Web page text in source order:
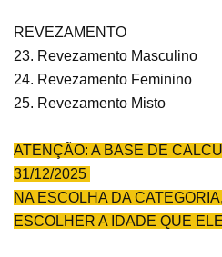
REVEZAMENTO
23. Revezamento Masculino
24. Revezamento Feminino
25. Revezamento Misto
ATENÇÃO: A BASE DE
31/12/2025
NA ESCOLHA DA
ESCOLHER A IDADE QUE